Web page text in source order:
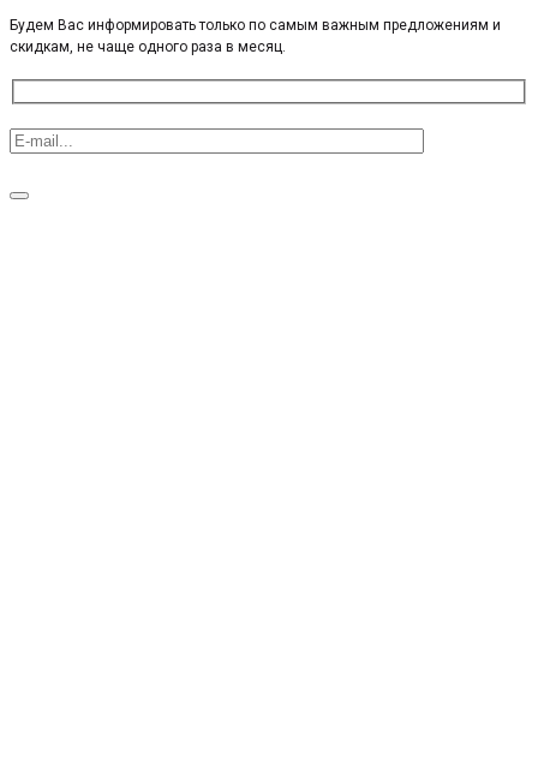
Будем Вас информировать только по самым важным предложениям и
скидкам, не чаще одного раза в месяц.